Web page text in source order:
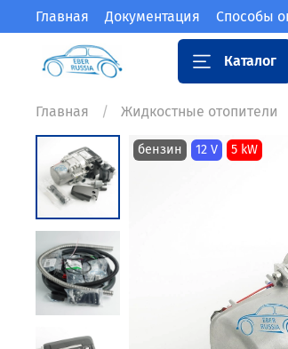
Главная Документация Способы
Каталог
Главная Жидкостные отопители
бензин 12 V 5 kW